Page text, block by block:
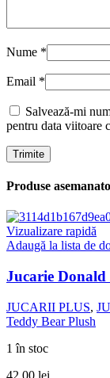
Nume *
Email *
Salvează-mi
pentru data viitoare
Produse
Vizualizare rapidă
Adaugă la lista de
Jucarie Donald
JUCARII PLUS,
Teddy Bear Plush
1 în stoc
42,00 lei